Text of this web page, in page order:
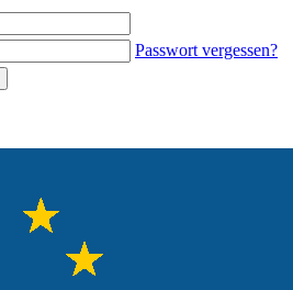
Passwort vergessen?